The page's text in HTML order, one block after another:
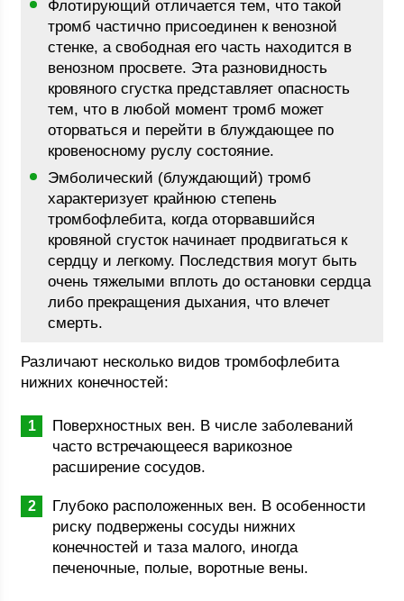
Флотирующий отличается тем, что такой
тромб частично присоединен к венозной
стенке, а свободная его часть находится в
венозном просвете. Эта разновидность
кровяного сгустка представляет опасность
тем, что в любой момент тромб может
оторваться и перейти в блуждающее по
кровеносному руслу состояние.
Эмболический (блуждающий) тромб
характеризует крайнюю степень
тромбофлебита, когда оторвавшийся
кровяной сгусток начинает продвигаться к
сердцу и легкому. Последствия могут быть
очень тяжелыми вплоть до остановки сердца
либо прекращения дыхания, что влечет
смерть.
Различают несколько видов тромбофлебита
нижних конечностей:
Поверхностных вен. В числе заболеваний
часто встречающееся варикозное
расширение сосудов.
Глубоко расположенных вен. В особенности
риску подвержены сосуды нижних
конечностей и таза малого, иногда
печеночные, полые, воротные вены.